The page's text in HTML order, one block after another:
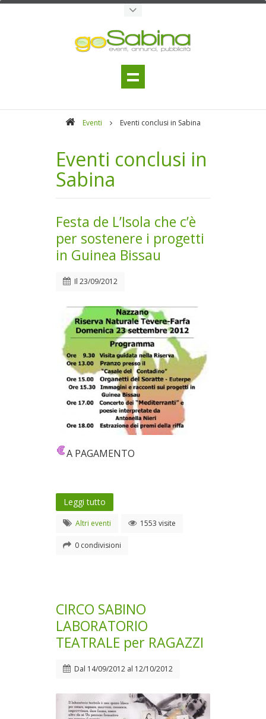
Eventi Eventi conclusi in Sabina
Eventi conclusi in
Sabina
Festa de L’Isola che c’è
per sostenere i progetti
in Guinea Bissau
Il 23/09/2012
A PAGAMENTO
Leggi tutto
Altri eventi 1553 visite
0 condivisioni
CIRCO SABINO
LABORATORIO
TEATRALE per RAGAZZI
Dal 14/09/2012 al 12/10/2012